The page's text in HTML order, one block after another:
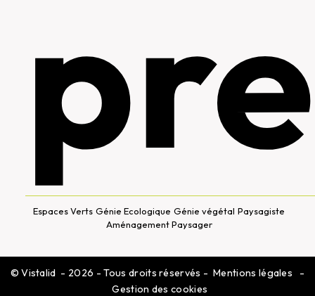
Espaces Verts Génie Ecologique Génie végétal Paysagiste
Aménagement Paysager
©Vistalid - 2026 - Tous droits réservés - Mentions légales
-
Gestion des cookies